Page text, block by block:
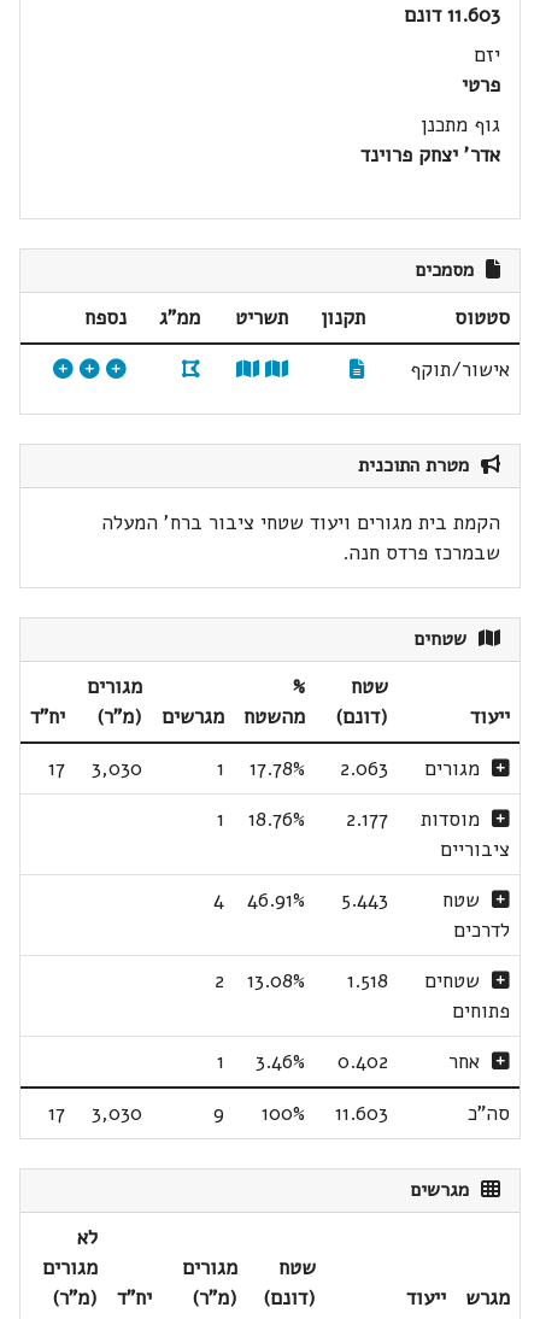
11.603 דונם
יזם
פרטי
גוף מתכנן
אדר' יצחק פרוינד
מסמכים
סטטוס תקנון תשריט ממ"ג
נספח
אישור/תוקף
מטרת התוכנית
הקמת בית מגורים ויעוד שטחי ציבור ברח' המעלה
שבמרכז פרדס חנה.
שטחים
ייעוד
שטח
(דונם)
%
מהשטח
מגרשים
מגורים
(מ"ר)
יח"ד
מגורים
2.063
17.78%
1
3,030
17
מוסדות
ציבוריים
2.177
18.76%
1
שטח
לדרכים
5.443
46.91%
4
שטחים
פתוחים
1.518
13.08%
2
אחר 0.402
3.46%
1
סה"כ
11.603
100%
9
3,030
17
מגרשים
מגרש ייעוד
שטח
(דונם)
מגורים
(מ"ר)
יח"ד
לא
מגורים
(מ"ר)